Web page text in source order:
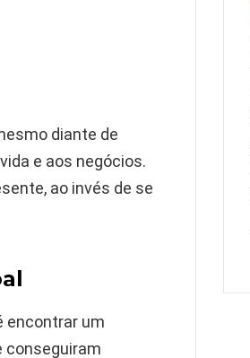
diante de
e aos negócios.
ao invés de se
encontrar um
conseguiram